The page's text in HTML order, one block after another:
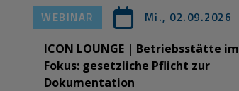
WEBINAR Mi., 02.09.2026
ICON LOUNGE | Betriebsstätte im
Fokus: gesetzliche Pflicht zur
Dokumentation